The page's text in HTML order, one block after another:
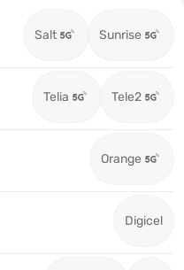
Salt Sunrise
Telia Tele2
Orange
Digicel